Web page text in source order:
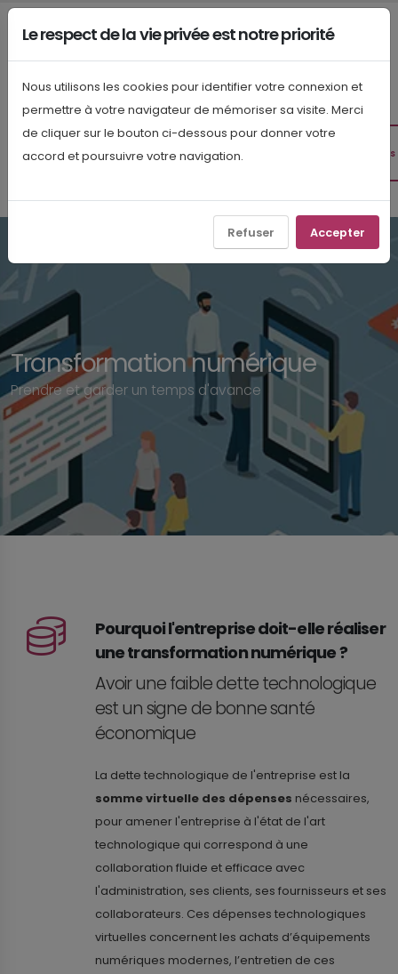
Bonnes pratiques pour la
transformation numérique
articles
Transformation numérique
Prendre et garder un temps d'avance
Pourquoi l'entreprise doit-elle réaliser
une transformation numérique ?
Avoir une faible dette technologique
est un signe de bonne santé
économique
La dette technologique de l'entreprise est la
somme virtuelle des dépenses nécessaires,
pour amener l'entreprise à l'état de l'art
technologique qui correspond à une
collaboration fluide et efficace avec
l'administration, ses clients, ses fournisseurs et ses
collaborateurs. Ces dépenses technologiques
virtuelles concernent les achats d’équipements
numériques modernes, l’entretien de ces
Le respect de la vie privée est notre priorité
Nous utilisons les cookies pour identifier votre connexion et
permettre à votre navigateur de mémoriser sa visite. Merci
de cliquer sur le bouton ci-dessous pour donner votre
accord et poursuivre votre navigation.
Refuser Accepter